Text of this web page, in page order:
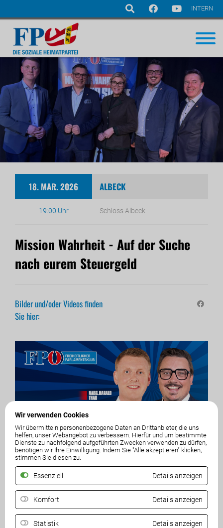
Navigation
überspringen
Wir verwenden Cookies
Wir übermitteln personenbezogene Daten an Drittanbieter, die uns
helfen, unser Webangebot zu verbessern. Hierfür und um bestimmte
Dienste zu nachfolgend aufgeführten Zwecken verwenden zu dürfen,
benötigen wir Ihre Einwilligung. Indem Sie "Alle akzeptieren" klicken,
stimmen Sie diesen zu.
Essenziell Details anzeigen
Komfort Details anzeigen
Statistik Details anzeigen
INTERN
18. MAR. 2026 ALBECK
19:00 Uhr Schloss Albeck
Mission Wahrheit - Auf der Suche
nach eurem Steuergeld
Bilder und/oder Videos finden
Sie hier: